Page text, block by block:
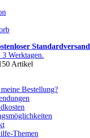
Standardversand
Werktagen.
Artikel
Bestellung?
Themen